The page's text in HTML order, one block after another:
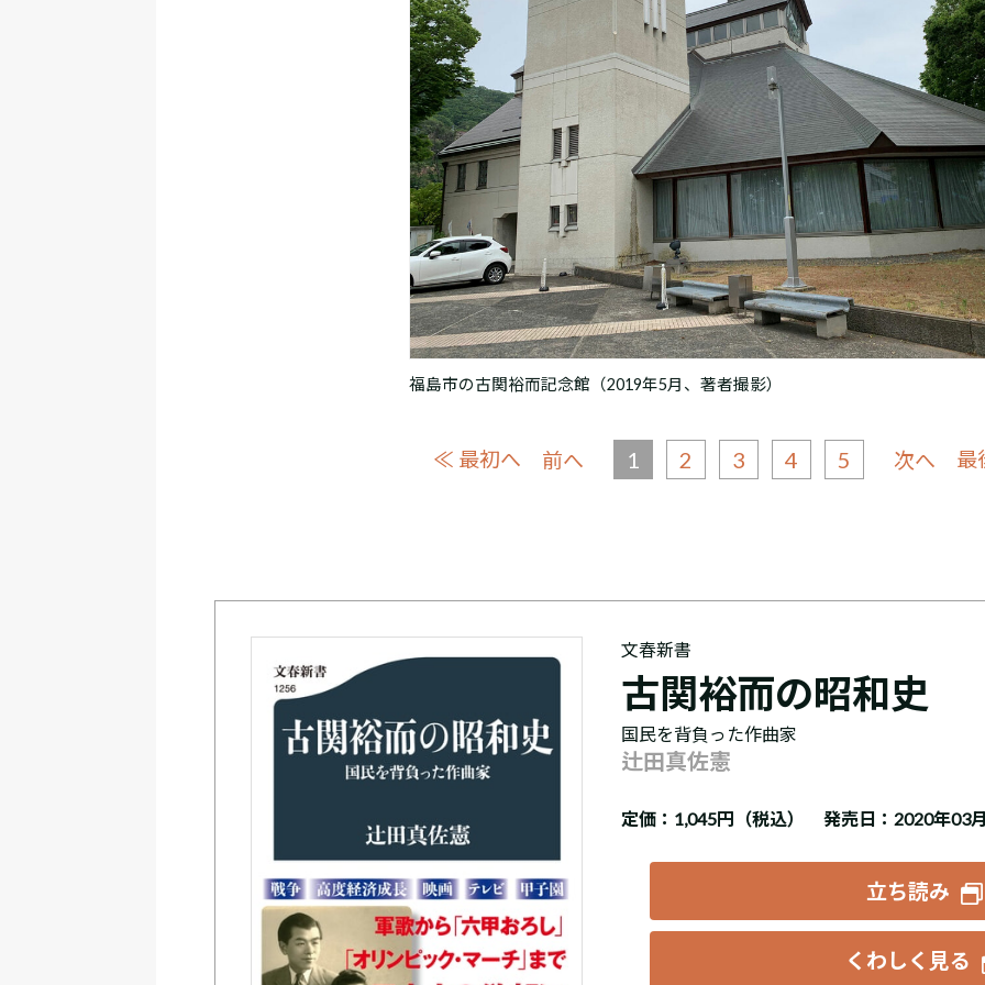
福島市の古関裕而記念館（2019年5月、著者撮影）
≪ 最初へ 前へ 1 2 3 4 5 次へ 最
文春新書
古関裕而の昭和史
国民を背負った作曲家
辻田真佐憲
定価： 1,045円（税込） 発売日：2020年03
立ち読み
くわしく見る